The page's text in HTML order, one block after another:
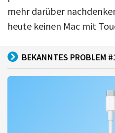
mehr darüber
heute keinen Mac mit
BEKANNTES PROBLEM